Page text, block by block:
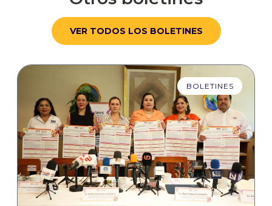
VER TODOS LOS BOLETINES
BOLETINES